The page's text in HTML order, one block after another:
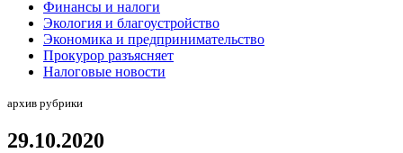
Финансы и налоги
Экология и благоустройство
Экономика и предпринимательство
Прокурор разъясняет
Налоговые новости
архив рубрики
29.10.2020